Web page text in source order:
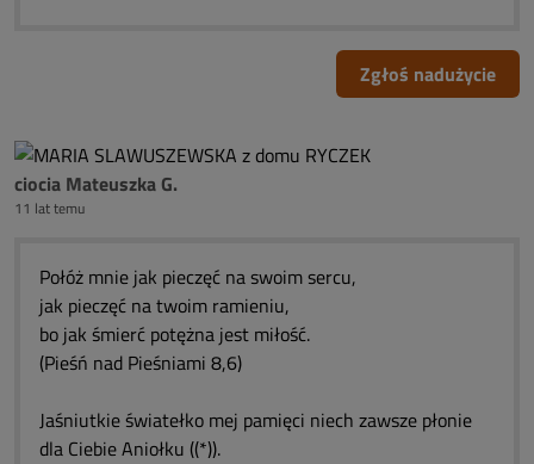
Zgłoś nadużycie
ciocia Mateuszka G.
11 lat temu
Połóż mnie jak pieczęć na swoim sercu,
jak pieczęć na twoim ramieniu,
bo jak śmierć potężna jest miłość.
(Pieśń nad Pieśniami 8,6)
Jaśniutkie światełko mej pamięci niech zawsze płonie
dla Ciebie Aniołku ((*)).